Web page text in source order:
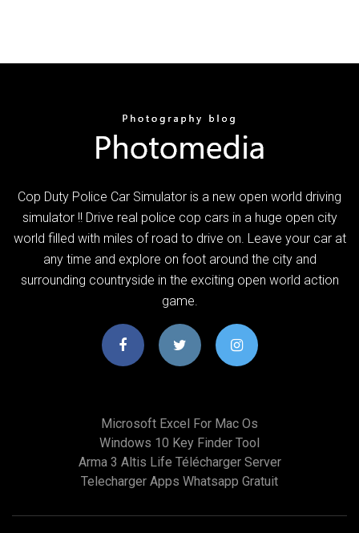
Cop Duty Police Car Simulator is a new open world driving
simulator !! Drive real police cop cars in a huge open city
world filled with miles of road to drive on. Leave your car at
any time and explore on foot around the city and
surrounding countryside in the exciting open world action
game.
Microsoft Excel For Mac Os
Windows 10 Key Finder Tool
Arma 3 Altis Life Télécharger Server
Telecharger Apps Whatsapp Gratuit